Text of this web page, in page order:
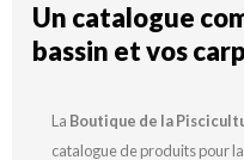
Un catalogue
bassin et vos
La Boutique de la
catalogue de produits pour